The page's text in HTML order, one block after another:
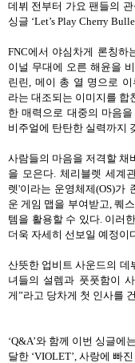
데뷔 전부터 가요 팬들의
싱글 ‘Let’s Play Cherry
FNC에서 야심차게 론칭하
이널 무대에 오른 해윤을
린린
메이 총 열 명으로 이
라는 대조되는 이미지를 합
한 매력으로 대중의 마음
비주얼에 탄탄한 실력까지
사람들의 마음을 저격할 채
을 모은다 .체리블렛 세계
렛'이라는 운영체제(OS)가
운 게임 맵을 부여받고 퀘
템을 활용할 수 있다. 이러
더욱 자세히 선보일 예정이
산뜻한 업비트 사운드의 데
녀들의 설렘과 풋풋함이
게”라고 당차게 첫 인사를
‘Q&A’와 함께 이번 싱글에
달한 ‘VIOLET’, 사랑에 빠